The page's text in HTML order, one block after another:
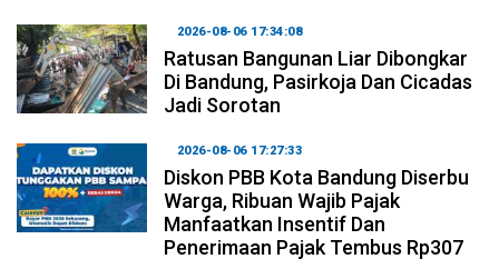
2026-08-06 17:34:08
Ratusan Bangunan Liar Dibongkar
Di Bandung, Pasirkoja Dan Cicadas
Jadi Sorotan
2026-08-06 17:27:33
Diskon PBB Kota Bandung Diserbu
Warga, Ribuan Wajib Pajak
Manfaatkan Insentif Dan
Penerimaan Pajak Tembus Rp307